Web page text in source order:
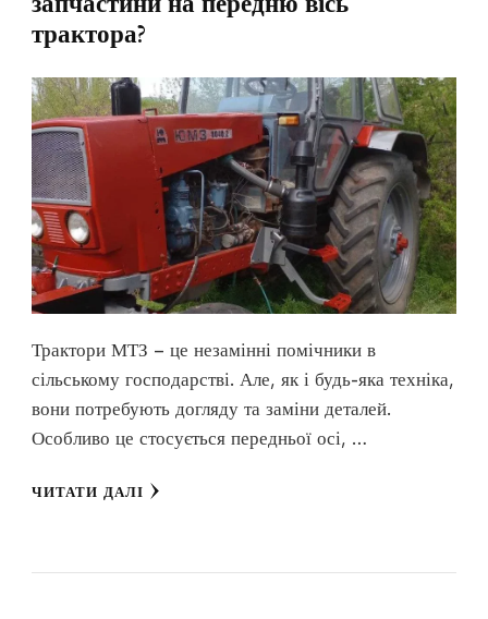
трактора?
Трактори МТЗ – це незамінні помічники в
сільському господарстві. Але, як і будь-яка техніка,
вони потребують догляду та заміни деталей.
Особливо це стосується передньої осі, …
ЧИТАТИ ДАЛІ